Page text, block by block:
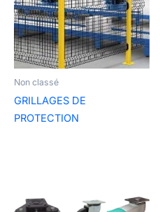
Non classé
GRILLAGES DE
PROTECTION